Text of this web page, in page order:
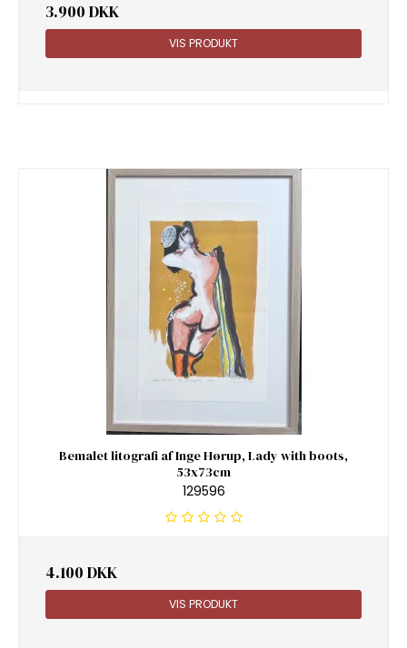
3.900 DKK
VIS PRODUKT
Bemalet litografi af Inge Hørup, Lady with boots,
53x73cm
129596
4.100 DKK
VIS PRODUKT